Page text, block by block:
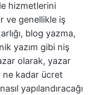
hizmetlerini
ve genellikle iş
blog yazma,
yazım gibi niş
olarak, yazar
ne kadar ücret
yapılandıracağı